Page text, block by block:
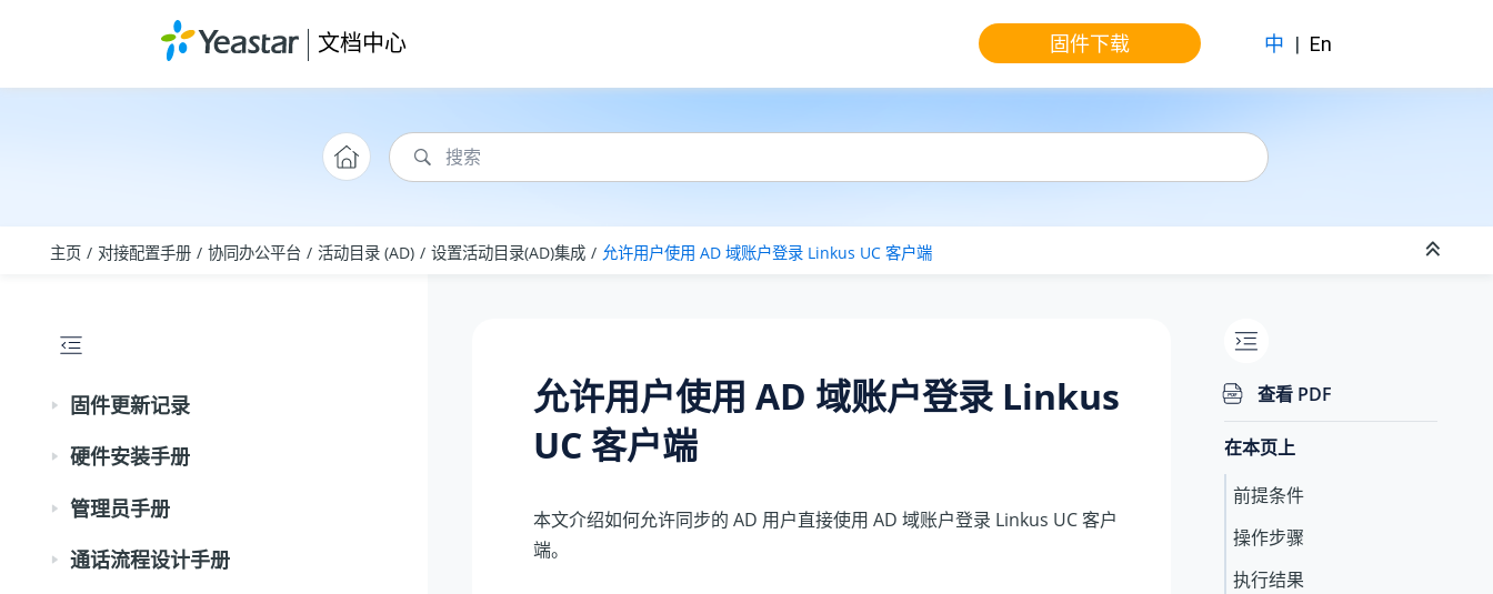
文档中心 固件下载 中 | En
主页 对接配置手册 协同办公平台 活动目录 (AD) 设置活动目录(AD)集成 允许用户使用 AD 域账户登录 Linkus UC 客户端
固件更新记录
硬件安装手册
管理员手册
通话流程设计手册
允许用户使用 AD 域账户登录 Linkus
UC 客户端
本文介绍如何允许同步的 AD 用户直接使用 AD 域账户登录 Linkus UC 客户
端。
查看 PDF
在本页上
前提条件
操作步骤
执行结果